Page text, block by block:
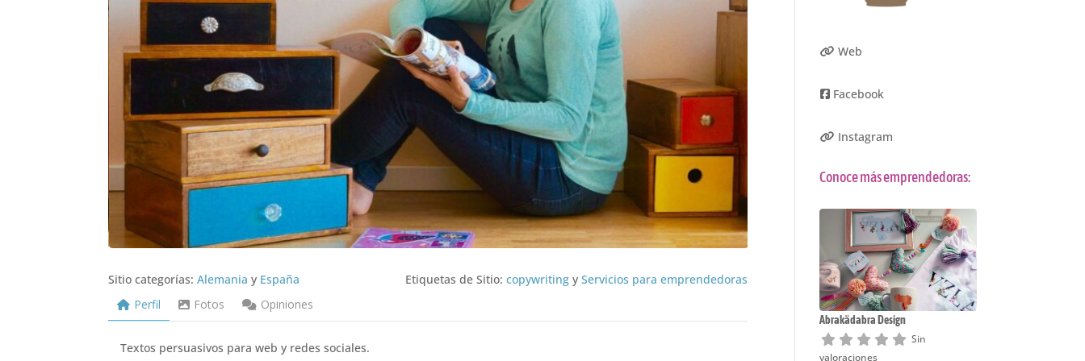
Sitio categorías:Alemania y España Etiquetas de Sitio:copywriting yServicios para emprendedoras
Perfil
Fotos Opiniones
Textos persuasivos para web y redes sociales.
Web
Facebook
Instagram
Conoce más emprendedoras:
Abrakädabra Design
Sin
valoraciones